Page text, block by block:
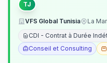
TJ
VFS Global Tunisia
La
CDI - Contrat à Durée
Conseil et Consulting